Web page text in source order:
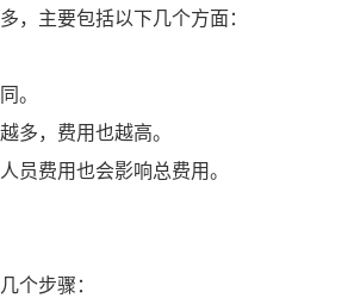
，主要包括以下几个方面：
。
多，费用也越高。
员费用也会影响总费用。
个步骤：